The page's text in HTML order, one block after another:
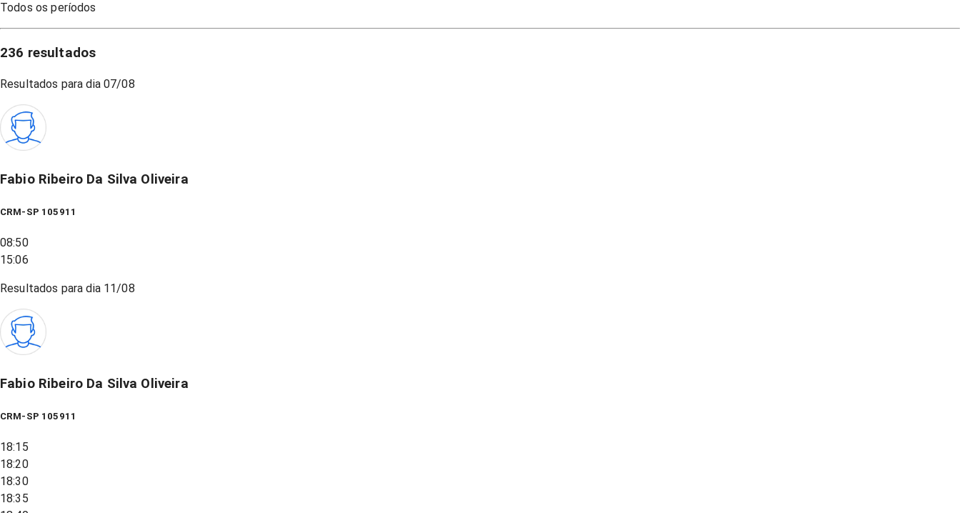
Todos os períodos
236 resultados
Resultados para dia 07/08
Fabio Ribeiro Da Silva Oliveira
CRM-SP 105911
08:50
15:06
Resultados para dia 11/08
Fabio Ribeiro Da Silva Oliveira
CRM-SP 105911
18:15
18:20
18:30
18:35